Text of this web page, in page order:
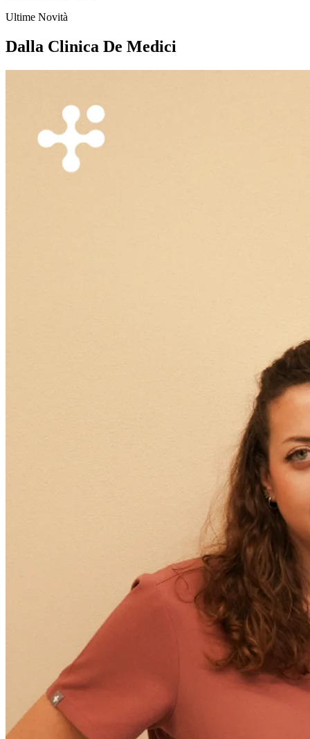
Ultime Novità
Dalla Clinica De Medici